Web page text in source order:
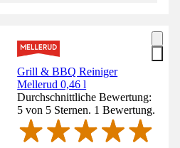
Grill & BBQ Reiniger
Mellerud 0,46 l
Durchschnittliche Bewertung:
5 von 5 Sternen. 1 Bewertung.